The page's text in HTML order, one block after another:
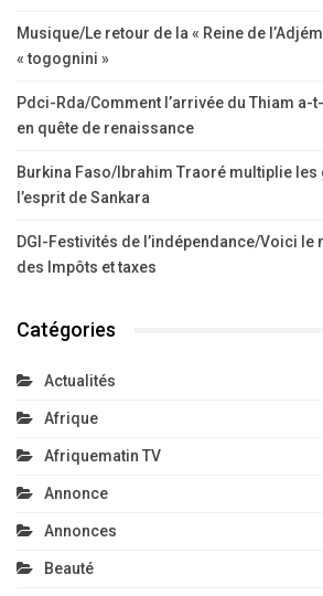
Musique/Le retour de la « Reine de
« togognini »
Pdci-Rda/Comment l’arrivée du Thiam
en quête de renaissance
Burkina Faso/Ibrahim Traoré multiplie
l’esprit de Sankara
DGI-Festivités de l’indépendance/Voici le
des Impôts et taxes
Catégories
Actualités
Afrique
Afriquematin TV
Annonce
Annonces
Beauté